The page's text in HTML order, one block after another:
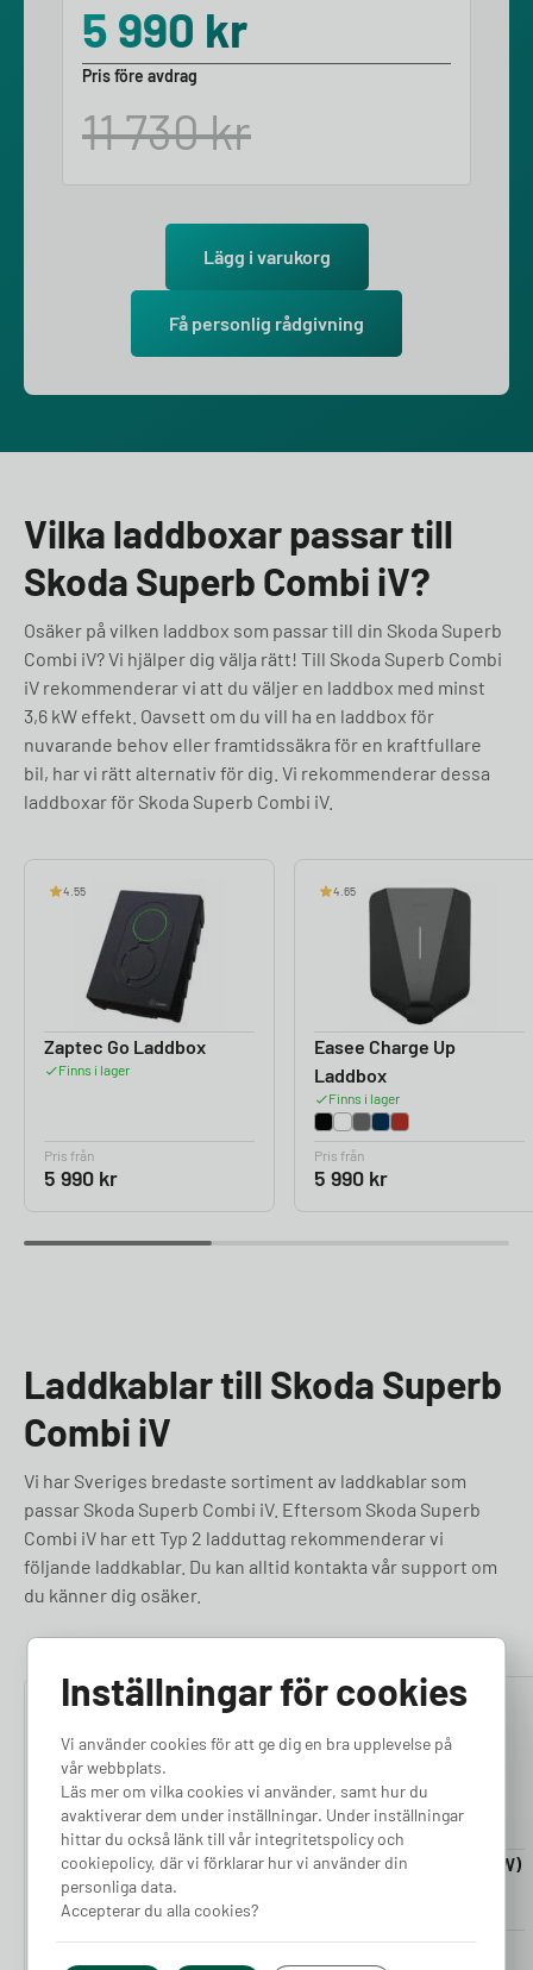
5 990 kr
Pris före avdrag
11 730kr
Lägg i varukorg
Få personlig rådgivning
Vilka laddboxar passar till
Skoda Superb Combi iV?
Osäker på vilken laddbox som passar till din Skoda Superb
Combi iV? Vi hjälper dig välja rätt! Till Skoda Superb Combi
iV rekommenderar vi att du väljer en laddbox med minst
3,6 kW effekt. Oavsett om du vill ha en laddbox för
nuvarande behov eller framtidssäkra för en kraftfullare
bil, har vi rätt alternativ för dig. Vi rekommenderar dessa
laddboxar för Skoda Superb Combi iV.
4.55
Zaptec Go Laddbox
Finns i lager
Pris från
5 990 kr
4.65
Easee Charge Up
Laddbox
Finns i lager
Pris från
5 990 kr
Laddkablar till Skoda Superb
Combi iV
Vi har Sveriges bredaste sortiment av laddkablar som
passar Skoda Superb Combi iV. Eftersom Skoda Superb
Combi iV har ett Typ 2 ladduttag rekommenderar vi
följande laddkablar. Du kan alltid kontakta vår support om
du känner dig osäker.
4.76
Laddkabel 5-20m (11kW)
Finns i lager
Pris från
4.50
Laddkabel 5-20m (22kW)
Pris från
Inställningar för cookies
Vi använder cookies för att ge dig en bra upplevelse på
vår webbplats.
Läs mer om vilka cookies vi använder, samt hur du
avaktiverar dem under inställningar. Under inställningar
hittar du också länk till vår integritetspolicy och
cookiepolicy, där vi förklarar hur vi använder din
personliga data.
Accepterar du alla cookies?